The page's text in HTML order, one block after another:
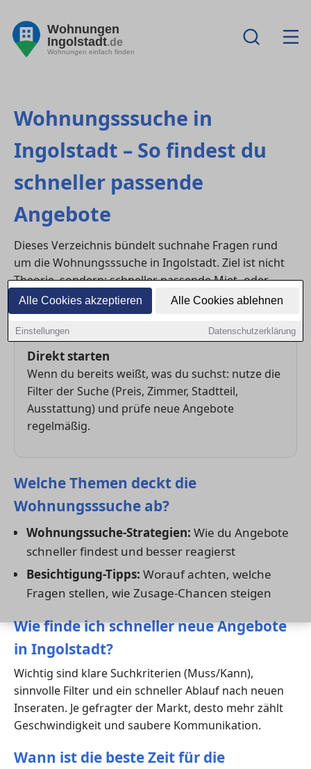
Alle Cookies akzeptieren Alle Cookies ablehnen
Einstellungen Datenschutzerklärung
Wohnungen
Ingolstadt.de
Wohnungen einfach finden
Wohnungsssuche in
Ingolstadt – So findest du
schneller passende
Angebote
Dieses Verzeichnis bündelt suchnahe Fragen rund
um die Wohnungsssuche in Ingolstadt. Ziel ist nicht
Theorie, sondern: schneller passende Miet- oder
Kaufangebote finden, Besichtigungen sinnvoll nutzen
und bei guten Objekten zügig reagieren.
Direkt starten
Wenn du bereits weißt, was du suchst: nutze die
Filter der Suche (Preis, Zimmer, Stadtteil,
Ausstattung) und prüfe neue Angebote
regelmäßig.
Welche Themen deckt die
Wohnungsssuche ab?
Wohnungssuche-Strategien: Wie du Angebote
schneller findest und besser reagierst
Besichtigung-Tipps: Worauf achten, welche
Fragen stellen, wie Zusage-Chancen steigen
Wie finde ich schneller neue Angebote
in Ingolstadt?
Wichtig sind klare Suchkriterien (Muss/Kann),
sinnvolle Filter und ein schneller Ablauf nach neuen
Inseraten. Je gefragter der Markt, desto mehr zählt
Geschwindigkeit und saubere Kommunikation.
Wann ist die beste Zeit für die